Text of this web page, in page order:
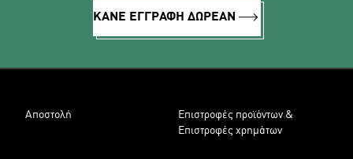
ΚΑΝΕ ΕΓΓΡΑΦΗ ΔΩΡΕΑΝ
Αποστολή
Επιστροφές προϊόντων &
Επιστροφές χρημάτων